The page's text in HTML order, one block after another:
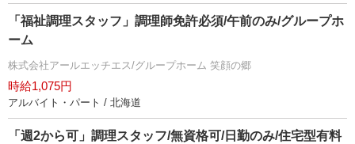
「福祉調理スタッフ」調理師免許必須/午前のみ/グループホ
ーム
株式会社アールエッチエス/グループホーム 笑顔の郷
時給1,075円
アルバイト・パート / 北海道
「週2から可」調理スタッフ/無資格可/日勤のみ/住宅型有料